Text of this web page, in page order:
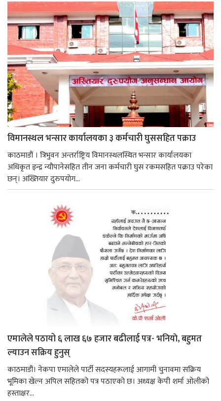
विमानस्थल भन्सार कार्यालयका ३ कर्मचारी घुससहित पक्राउ
काठमाडौं । त्रिभुवन अन्तर्राष्ट्रिय विमानस्थलस्थित भन्सार कार्यालयका
अधिकृत इन्द्र न्यौपानेसहित तीन जना कर्मचारी घुस रकमसहित पक्राउ परेका
छन्। अख्तियार दुरुपयोग...
एमालेले पठायो ६ लाख ६७ हजार बढीलाई पत्र- भनियाे, बहुमत
ल्याउन सक्रिय हुनुस्
काठमाडौं। नेकपा एमालेले पार्टी सदस्यहरूलाई आगामी चुनावमा सक्रिय
भूमिका खेल्न अपिल सहितको पत्र पठाएको छ। अध्यक्ष केपी शर्मा ओलीको
हस्ताक्षर...